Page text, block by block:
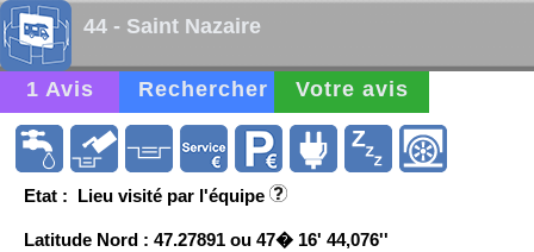
44 - Saint Nazaire
1 Avis Rechercher Votre avis
Etat : Lieu visité par l'équipe
Latitude Nord : 47.27891 ou 47� 16' 44,076''